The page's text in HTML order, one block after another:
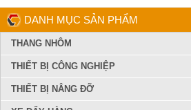
DANH MỤC SẢN PHẨM
THANG NHÔM
THIẾT BỊ CÔNG NGHIỆP
THIẾT BỊ NÂNG ĐỠ